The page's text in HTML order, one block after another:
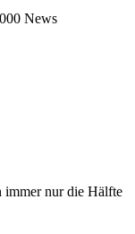
News
immer nur die Hälfte